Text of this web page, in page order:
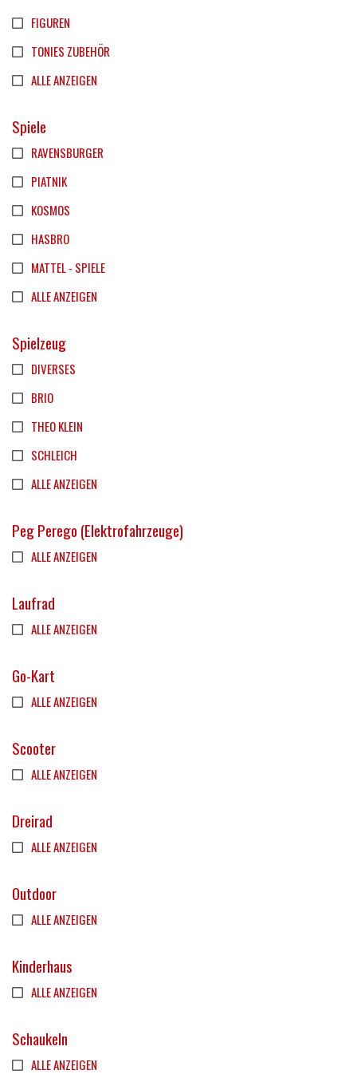
FIGUREN
TONIES ZUBEHÖR
ALLE ANZEIGEN
Spiele
RAVENSBURGER
PIATNIK
KOSMOS
HASBRO
MATTEL - SPIELE
ALLE ANZEIGEN
Spielzeug
DIVERSES
BRIO
THEO KLEIN
SCHLEICH
ALLE ANZEIGEN
Peg Perego (Elektrofahrzeuge)
ALLE ANZEIGEN
Laufrad
ALLE ANZEIGEN
Go-Kart
ALLE ANZEIGEN
Scooter
ALLE ANZEIGEN
Dreirad
ALLE ANZEIGEN
Outdoor
ALLE ANZEIGEN
Kinderhaus
ALLE ANZEIGEN
Schaukeln
ALLE ANZEIGEN